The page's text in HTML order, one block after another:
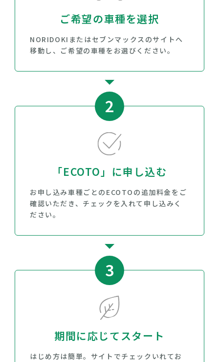
ご希望の車種を選択
NORIDOKIまたはセブンマックスのサイトへ
移動し、ご希望の車種をお選びください。
2
「ECOTO」に申し込む
お申し込み車種ごとのECOTOの追加料金をご
確認いただき、チェックを入れて申し込みく
ださい。
3
期間に応じてスタート
はじめ方は簡単。サイトでチェックいれてお